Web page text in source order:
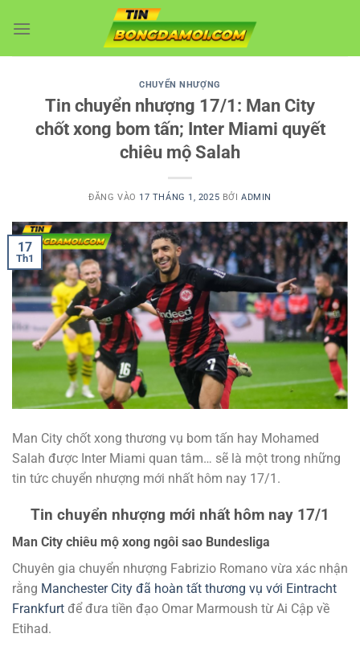
qua
CHUYỂN NHƯỢNG
Tin chuyển nhượng 17/1: Man City
chốt xong bom tấn; Inter Miami quyết
chiêu mộ Salah
ĐĂNG VÀO 17 THÁNG 1, 2025 BỞI ADMIN
17
Th1
Man City chốt xong thương vụ bom tấn hay Mohamed
Salah được Inter Miami quan tâm… sẽ là một trong những
tin tức chuyển nhượng mới nhất hôm nay 17/1.
Tin chuyển nhượng mới nhất hôm nay 17/1
Man City chiêu mộ xong ngôi sao Bundesliga
Chuyên gia chuyển nhượng Fabrizio Romano vừa xác nhận
rằng Manchester City đã hoàn tất thương vụ với Eintracht
Frankfurt để đưa tiền đạo Omar Marmoush từ Ai Cập về
Etihad.